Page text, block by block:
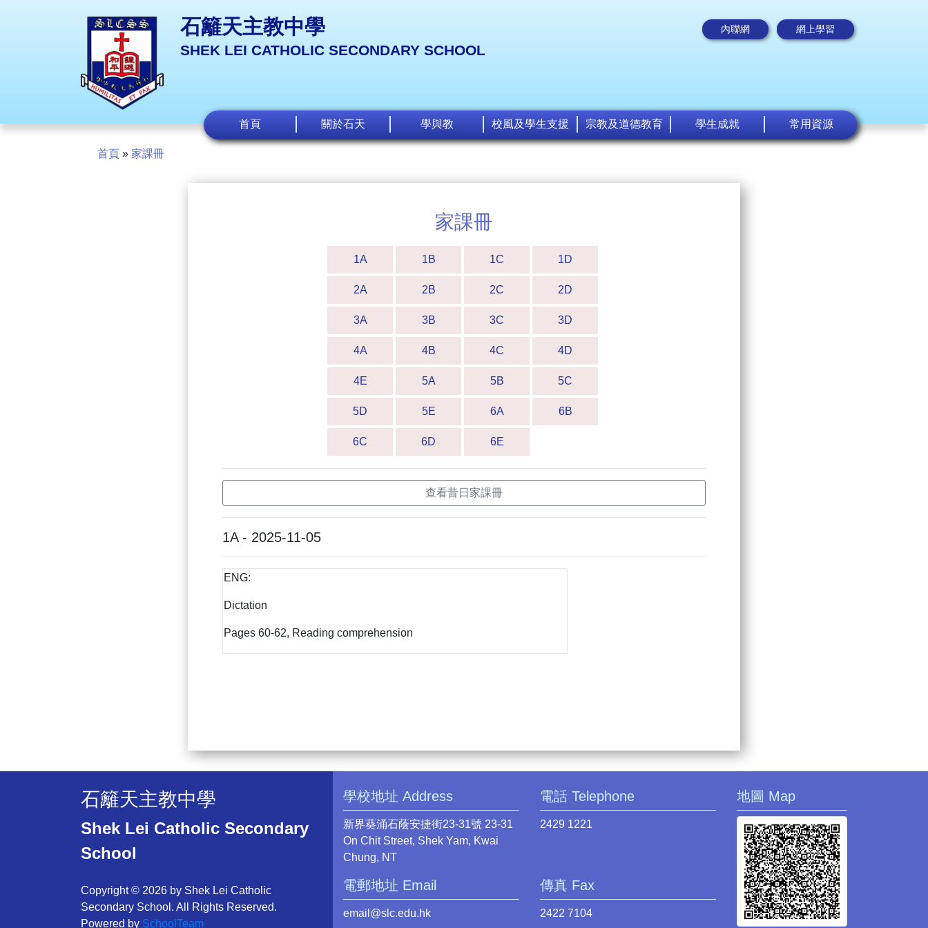
石籬天主教中學
SHEK LEI CATHOLIC SECONDARY SCHOOL
內聯網 網上學習
首頁 關於石天 學與教 校風及學生支援 宗教及道德教育 學生成就 常用資源
首頁 » 家課冊
家課冊
1A 1B 1C 1D
2A 2B 2C 2D
3A 3B 3C 3D
4A 4B 4C 4D
4E 5A 5B 5C
5D 5E 6A 6B
6C 6D 6E
查看昔日家課冊
1A - 2025-11-05
ENG:
Dictation
Pages 60-62, Reading comprehension
石籬天主教中學
Shek Lei Catholic Secondary
School
Copyright © 2026 by Shek Lei Catholic
Secondary School. All Rights Reserved.
Powered by SchoolTeam
學校地址 Address
新界葵涌石蔭安捷街23-31號 23-31
On Chit Street, Shek Yam, Kwai
Chung, NT
電話 Telephone
2429 1221
電郵地址 Email
email@slc.edu.hk
傳真 Fax
2422 7104
地圖 Map